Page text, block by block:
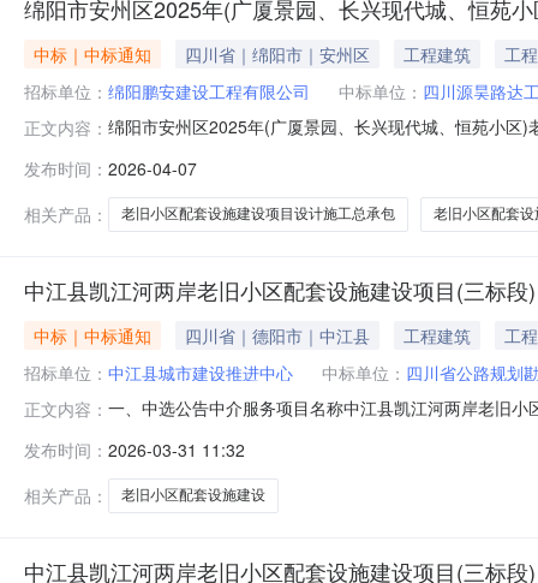
绵阳市安州区2025年(广厦景园、长兴现代城、恒苑
中标｜中标通知 四川省｜绵阳市｜安州区 工程建筑
工程
招标单位： 绵阳鹏安建设工程有限公司 中标单位： 四川源昊路达
正文内容： 绵阳市安州区2025年(广厦景园、长兴现代城、恒苑小区
园、长兴现代城、恒苑小区)老旧小区配套设施建设项目
程有限公司联系方式
发布时间： 2026-04-07
相关产品：
老旧小区配套设施建设项目设计施工总承包 老旧小区配套设
中江县凯江河两岸老旧小区配套设施建设项目(三标段)
中标｜中标通知 四川省｜德阳市｜中江县 工程建筑
工程
招标单位： 中江县城市建设推进中心 中标单位： 四川省公路规划
正文内容： 一、中选公告中介服务项目名称中江县凯江河两岸老旧
知请于自本公告发布起三日内与项目委托单位联系人接
真实性、合法性、有效
发布时间： 2026-03-31 11:32
相关产品：
老旧小区配套设施建设
中江县凯江河两岸老旧小区配套设施建设项目(三标段)